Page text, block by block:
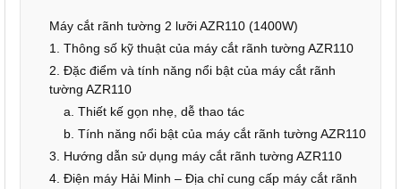
Máy cắt rãnh tường 2 lưỡi AZR110 (1400W)
1. Thông số kỹ thuật của máy cắt rãnh tường AZR110
2. Đặc điểm và tính năng nổi bật của máy cắt rãnh
tường AZR110
a. Thiết kế gọn nhẹ, dễ thao tác
b. Tính năng nổi bật của máy cắt rãnh tường AZR110
3. Hướng dẫn sử dụng máy cắt rãnh tường AZR110
4. Điện máy Hải Minh – Địa chỉ cung cấp máy cắt rãnh